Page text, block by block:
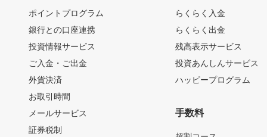
ポイントプログラム
銀行との口座連携
投資情報サービス
ご入金・ご出金
外貨決済
お取引時間
メールサービス
証券税制
らくらく入金
らくらく出金
残高表示サービス
投資あんしんサービス
ハッピープログラム
手数料